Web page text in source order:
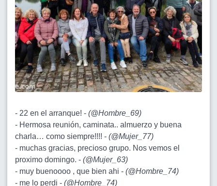
- 22 en el arranque! - (@Hombre_69)
- Hermosa reunión, caminata.. almuerzo y buena
charla… como siempre!!!! - (@Mujer_77)
- muchas gracias, precioso grupo. Nos vemos el
proximo domingo. - (@Mujer_63)
- muy buenoooo , que bien ahi - (@Hombre_74)
- me lo perdi - (@Hombre_74)